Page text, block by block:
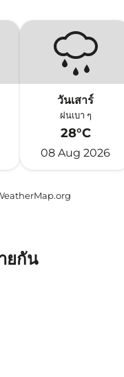
วันเสาร์
ฝนเบา ๆ
28°C
08 Aug 2026
ยกัน